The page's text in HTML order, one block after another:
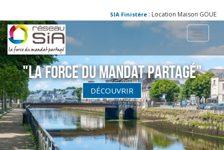
SIA Finistère: Location Maison
Toggle
"La Force du Mandat partagé"
DÉCOUVRIR